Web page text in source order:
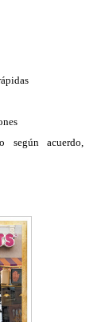
según acuerdo,